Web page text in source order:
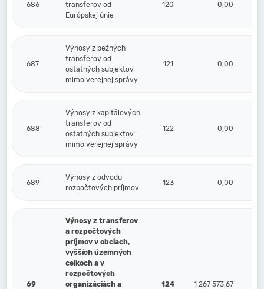
686
transferov od
Európskej únie
120 0,00
687
Výnosy z bežných
transferov od
ostatných subjektov
mimo verejnej správy
121 0,00
688
Výnosy z kapitálových
transferov od
ostatných subjektov
mimo verejnej správy
122 0,00
689
Výnosy z odvodu
rozpočtových príjmov
123 0,00
69
Výnosy z transferov
a rozpočtových
príjmov v obciach,
vyšších územných
celkoch a v
rozpočtových
organizáciách a
124 1 267 573,67